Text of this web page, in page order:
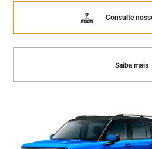
Consulte
Saiba mais